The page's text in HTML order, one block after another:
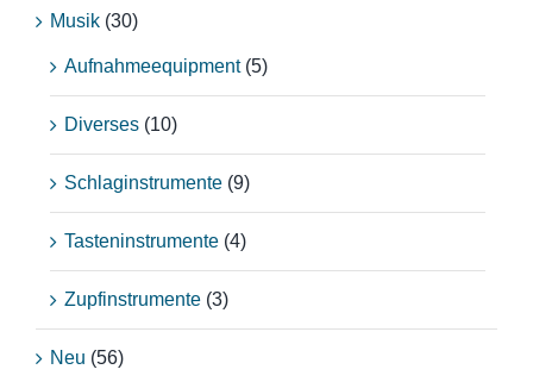
Musik (30)
Aufnahmeequipment (5)
Diverses (10)
Schlaginstrumente (9)
Tasteninstrumente (4)
Zupfinstrumente (3)
Neu (56)